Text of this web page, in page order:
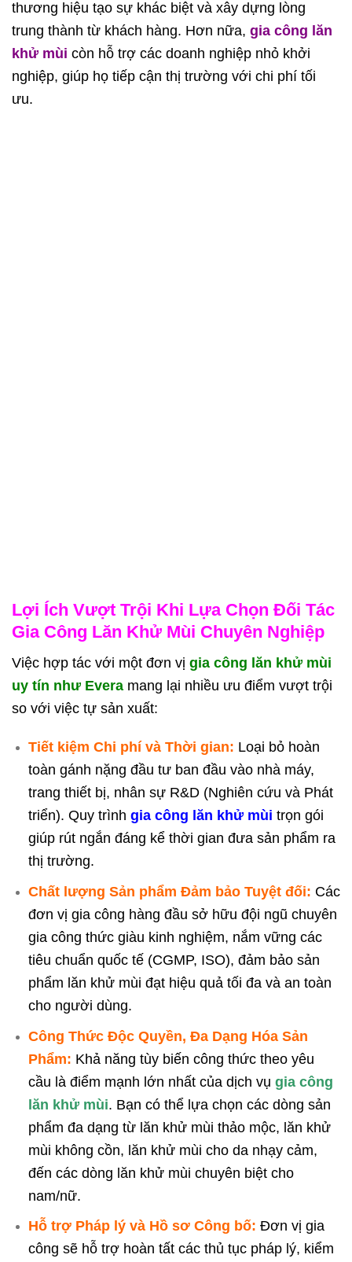
thương hiệu tạo sự khác biệt và xây dựng lòng
trung thành từ khách hàng. Hơn nữa, gia công lăn
khử mùi còn hỗ trợ các doanh nghiệp nhỏ khởi
nghiệp, giúp họ tiếp cận thị trường với chi phí tối
ưu.
Lợi Ích Vượt Trội Khi Lựa Chọn Đối Tác
Gia Công Lăn Khử Mùi Chuyên Nghiệp
Việc hợp tác với một đơn vị gia công lăn khử mùi
uy tín như Evera mang lại nhiều ưu điểm vượt trội
so với việc tự sản xuất:
Tiết kiệm Chi phí và Thời gian: Loại bỏ hoàn
toàn gánh nặng đầu tư ban đầu vào nhà máy,
trang thiết bị, nhân sự R&D (Nghiên cứu và Phát
triển). Quy trình gia công lăn khử mùi trọn gói
giúp rút ngắn đáng kể thời gian đưa sản phẩm ra
thị trường.
Chất lượng Sản phẩm Đảm bảo Tuyệt đối: Các
đơn vị gia công hàng đầu sở hữu đội ngũ chuyên
gia công thức giàu kinh nghiệm, nắm vững các
tiêu chuẩn quốc tế (CGMP, ISO), đảm bảo sản
phẩm lăn khử mùi đạt hiệu quả tối đa và an toàn
cho người dùng.
Công Thức Độc Quyền, Đa Dạng Hóa Sản
Phẩm: Khả năng tùy biến công thức theo yêu
cầu là điểm mạnh lớn nhất của dịch vụ gia công
lăn khử mùi. Bạn có thể lựa chọn các dòng sản
phẩm đa dạng từ lăn khử mùi thảo mộc, lăn khử
mùi không cồn, lăn khử mùi cho da nhạy cảm,
đến các dòng lăn khử mùi chuyên biệt cho
nam/nữ.
Hỗ trợ Pháp lý và Hồ sơ Công bố: Đơn vị gia
công sẽ hỗ trợ hoàn tất các thủ tục pháp lý, kiểm